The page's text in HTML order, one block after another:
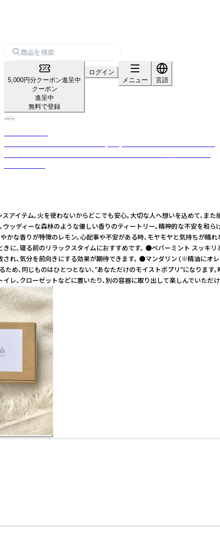
5,000円分クーポン進呈中
クーポン
進呈中
無料で登録
ログイン
メニュー
言語
テム。火を使わないからどこでも安心。大切な人へ想いを込め
ィーな森林のような優しい香りのティートリー。精神的な不安
りが特徴のレモン。心配事や不安がある時、モヤモヤと気持ち
寝る前のリラックスタイムにおすすめです。 ●ペパーミント ス
気分を前向きにする効果が期待できます。 ●マンダリン (※精油
同じものはひとつとない、"あなただけのモイストポプリ"になり
レ、クローゼットなどに置いたり、別の容器に取り出して楽しんでいただ